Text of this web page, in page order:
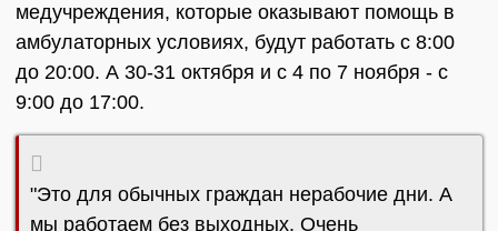
медучреждения, которые оказывают помощь в
амбулаторных условиях, будут работать с 8:00
до 20:00. А 30-31 октября и с 4 по 7 ноября - с
9:00 до 17:00.
"Это для обычных граждан нерабочие дни. А
мы работаем без выходных. Очень